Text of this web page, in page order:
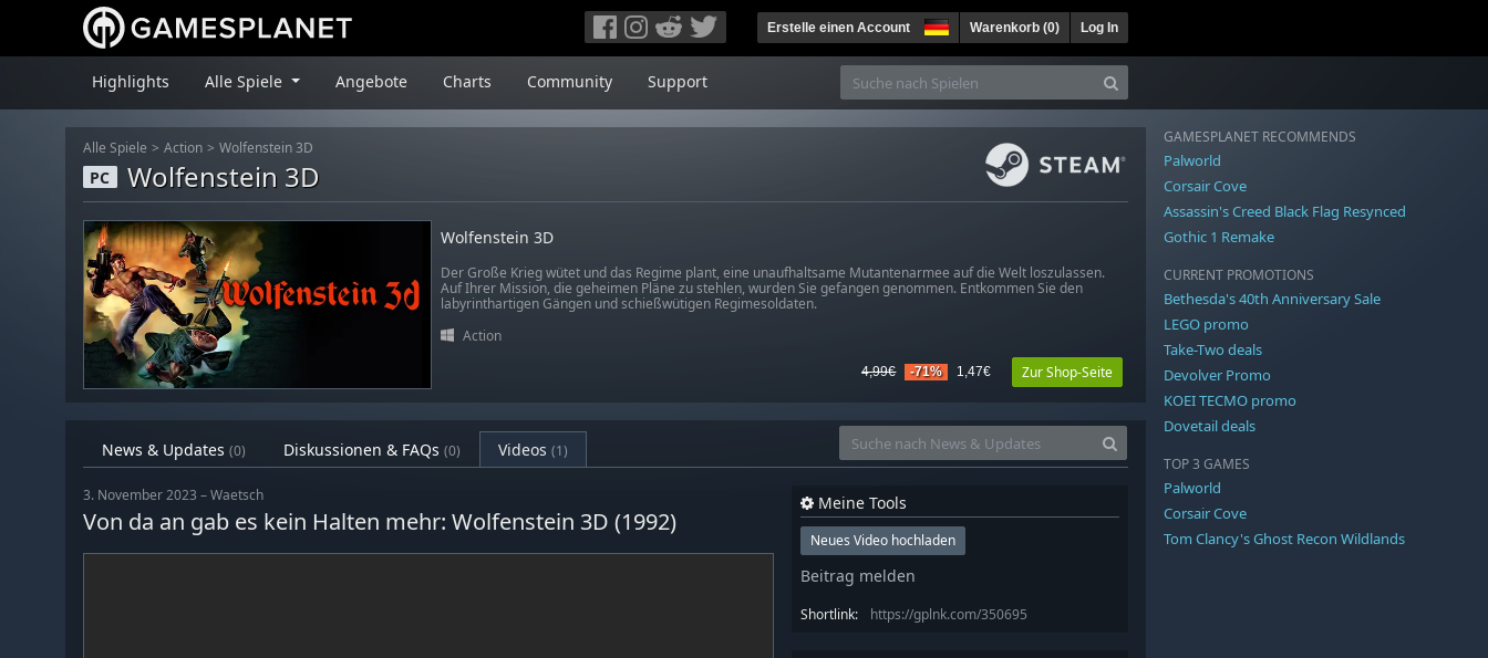
Erstelle einen Account Warenkorb (0) Log In
Highlights Alle Spiele Angebote Charts Community Support
Alle Spiele Action Wolfenstein 3D
PC Wolfenstein 3D
Wolfenstein 3D
Der Große Krieg wütet und das Regime plant, eine unaufhaltsame Mutantenarmee auf die Welt loszulassen.
Auf Ihrer Mission, die geheimen Pläne zu stehlen, wurden Sie gefangen genommen. Entkommen Sie den
labyrinthartigen Gängen und schießwütigen Regimesoldaten.
Action
4,99€ -71% 1,47€ Zur Shop-Seite
News & Updates (0) Diskussionen & FAQs (0) Videos (1)
3. November 2023 – Waetsch
Von da an gab es kein Halten mehr: Wolfenstein 3D (1992)
Meine Tools
Neues Video hochladen
Beitrag melden
Shortlink: https://gplnk.com/350695
GAMESPLANET RECOMMENDS
Palworld
Corsair Cove
Assassin's Creed Black Flag Resynced
Gothic 1 Remake
CURRENT PROMOTIONS
Bethesda's 40th Anniversary Sale
LEGO promo
Take-Two deals
Devolver Promo
KOEI TECMO promo
Dovetail deals
TOP 3 GAMES
Palworld
Corsair Cove
Tom Clancy's Ghost Recon Wildlands